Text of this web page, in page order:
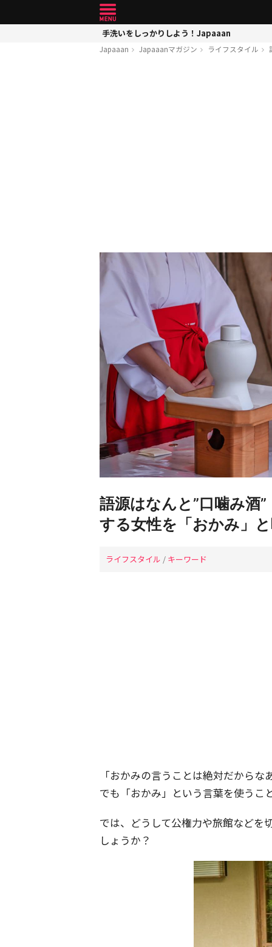
手洗いをしっかりしよう！Japaaan
Japaaan Japaaanマガジン ライフスタイル
語源はなんと”口噛み酒
する女性を「おかみ」
ライフスタイル / キーワード
「おかみの言うことは絶対だから
でも「おかみ」という言葉を使うこ
では、どうして公権力や旅館などを
しょうか？